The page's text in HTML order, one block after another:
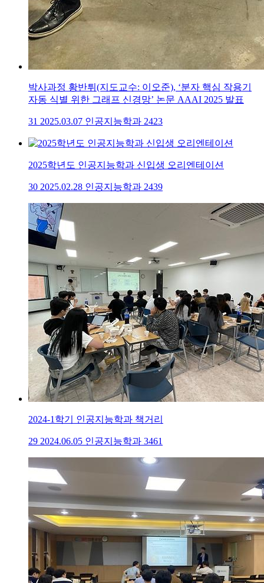
박사과정 황반튀(지도교수: 이오준), ‘분자 핵심 작용기
자동 식별 위한 그래프 신경망’ 논문 AAAI 2025 발표
31 2025.03.07 인공지능학과 2423
2025학년도 인공지능학과 신입생 오리엔테이션
30 2025.02.28 인공지능학과 2439
2024-1학기 인공지능학과 책거리
29 2024.06.05 인공지능학과 3461